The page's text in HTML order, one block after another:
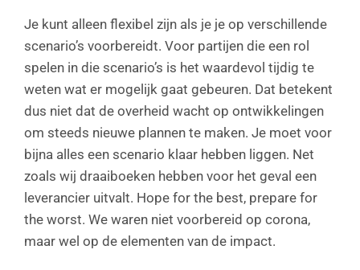
Je kunt alleen flexibel zijn als je je op verschillende
scenario’s voorbereidt. Voor partijen die een rol
spelen in die scenario’s is het waardevol tijdig te
weten wat er mogelijk gaat gebeuren. Dat betekent
dus niet dat de overheid wacht op ontwikkelingen
om steeds nieuwe plannen te maken. Je moet voor
bijna alles een scenario klaar hebben liggen. Net
zoals wij draaiboeken hebben voor het geval een
leverancier uitvalt. Hope for the best, prepare for
the worst. We waren niet voorbereid op corona,
maar wel op de elementen van de impact.